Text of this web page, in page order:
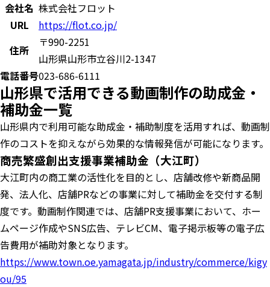
会社名 株式会社フロット
URL
https://flot.co.jp/
住所
〒990-2251
山形県山形市立谷川2-1347
電話番号023-686-6111
山形県で活用できる動画制作の助成金・
補助金一覧
山形県内で利用可能な助成金・補助制度を活用すれば、動画制
作のコストを抑えながら効果的な情報発信が可能になります。
商売繁盛創出支援事業補助金（大江町）
大江町内の商工業の活性化を目的とし、店舗改修や新商品開
発、法人化、店舗PRなどの事業に対して補助金を交付する制
度です。動画制作関連では、店舗PR支援事業において、ホー
ムページ作成やSNS広告、テレビCM、電子掲示板等の電子広
告費用が補助対象となります。
https://www.town.oe.yamagata.jp/industry/commerce/kigy
ou/95